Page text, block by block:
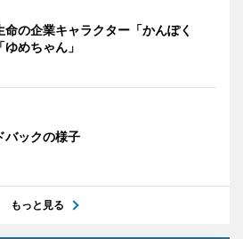
命の企業キャラクター「かんぽく
ゆめちゃん」
バックの様子
もっと見る